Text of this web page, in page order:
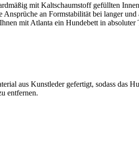
mit Kaltschaumstoff gefüllten
an Formstabilität bei langer
mit Atlanta ein Hundebett in absoluter
aus Kunstleder gefertigt, sodass das
entfernen.